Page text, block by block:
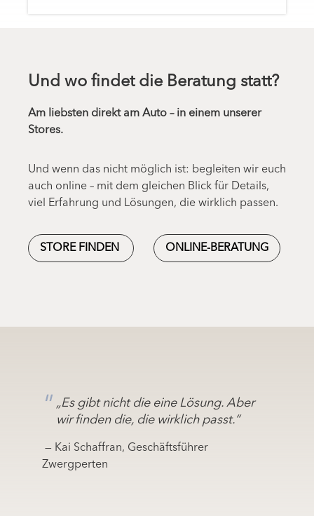
Und wo findet die Beratung statt?
Am liebsten direkt am Auto – in einem unserer
Stores.
Und wenn das nicht möglich ist: begleiten wir euch
auch online – mit dem gleichen Blick für Details,
viel Erfahrung und Lösungen, die wirklich passen.
STORE FINDEN ONLINE-BERATUNG
„Es gibt nicht die eine Lösung. Aber
wir finden die, die wirklich passt.“
— Kai Schaffran, Geschäftsführer
Zwergperten